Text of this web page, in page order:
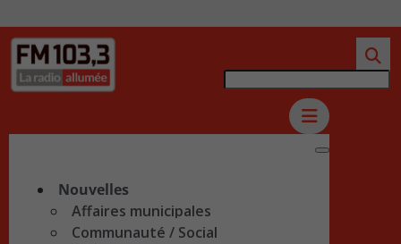
Nouvelles
Affaires municipales
Communauté / Social